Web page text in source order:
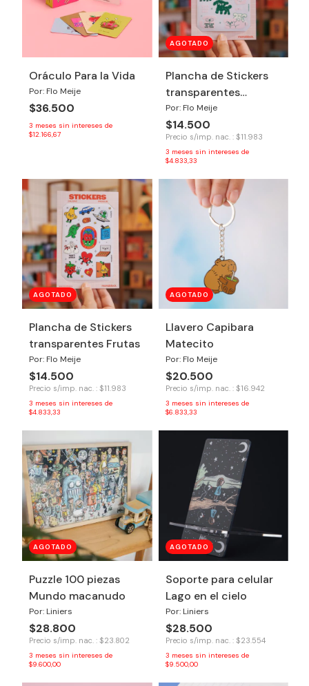
Oráculo Para la Vida
Por: Flo Meije
$36.500
3 meses sin intereses de
$12.166,67
AGOTADO
Plancha de Stickers
transparentes
Perritos
Por: Flo Meije
$14.500
Precio s/imp. nac. : $11.983
3 meses sin intereses de
$4.833,33
AGOTADO
Plancha de Stickers
transparentes Frutas
Por: Flo Meije
$14.500
Precio s/imp. nac. : $11.983
3 meses sin intereses de
$4.833,33
AGOTADO
Llavero Capibara
Matecito
Por: Flo Meije
$20.500
Precio s/imp. nac. : $16.942
3 meses sin intereses de
$6.833,33
AGOTADO
Puzzle 100 piezas
Mundo macanudo
Por: Liniers
$28.800
Precio s/imp. nac. : $23.802
3 meses sin intereses de
$9.600,00
AGOTADO
Soporte para celular
Lago en el cielo
Por: Liniers
$28.500
Precio s/imp. nac. : $23.554
3 meses sin intereses de
$9.500,00